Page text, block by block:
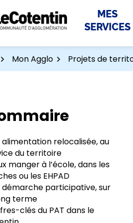
MES
SERVICES
Mon Agglo Projets de
alimentation relocalisée, au
du territoire
manger à l’école, dans les
ou les EHPAD
démarche participative, sur
terme
clés du PAT dans le